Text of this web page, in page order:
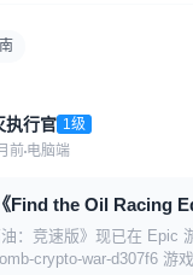
执行官 1级
前 电脑端
Find the Oil Racing
油：竞速版》现已在
crypto-war-d307f6 游